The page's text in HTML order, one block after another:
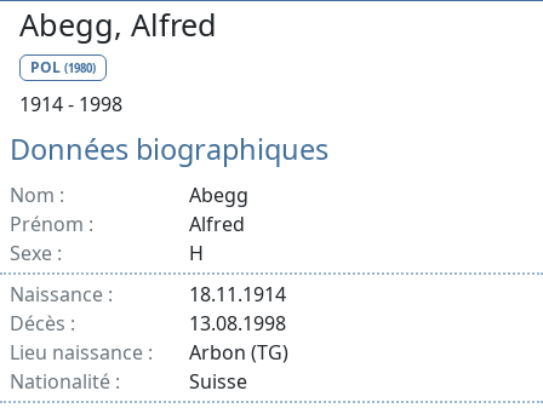
Abegg, Alfred
POL (1980)
1914 - 1998
Données biographiques
Nom :
Abegg
Prénom :
Alfred
Sexe :
H
Naissance :
18.11.1914
Décès :
13.08.1998
Lieu naissance :
Arbon (TG)
Nationalité :
Suisse